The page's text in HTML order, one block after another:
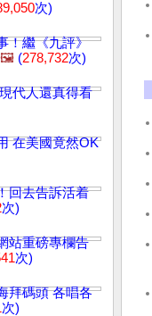
次)
！繼《九評》
🖼️ (278,732次)
代人還真得看
在美國竟然OK
回去告訴活着
次)
站重磅專欄告
次)
拜碼頭 各唱各
次)